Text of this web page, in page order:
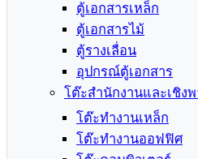
ตู้เอกสารเหล็ก
ตู้เอกสารไม้
ตู้รางเลื่อน
อุปกรณ์ตู้เอกสาร
โต๊ะสำนักงานและเชิง
โต๊ะทำงานเหล็ก
โต๊ะทำงานออฟฟิศ